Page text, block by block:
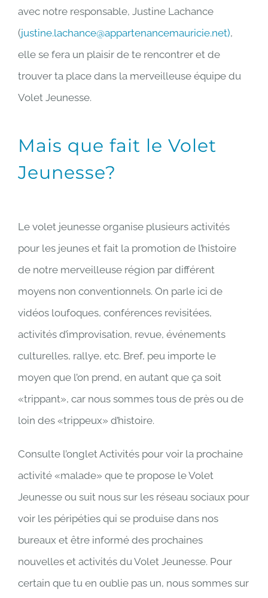
avec notre responsable, Justine Lachance
(justine.lachance@appartenancemauricie.net),
elle se fera un plaisir de te rencontrer et de
trouver ta place dans la merveilleuse équipe du
Volet Jeunesse.
Mais que fait le Volet
Jeunesse?
Le volet jeunesse organise plusieurs activités
pour les jeunes et fait la promotion de l’histoire
de notre merveilleuse région par différent
moyens non conventionnels. On parle ici de
vidéos loufoques, conférences revisitées,
activités d’improvisation, revue, événements
culturelles, rallye, etc. Bref, peu importe le
moyen que l’on prend, en autant que ça soit
«trippant», car nous sommes tous de près ou de
loin des «trippeux» d’histoire.
Consulte l’onglet Activités pour voir la prochaine
activité «malade» que te propose le Volet
Jeunesse ou suit nous sur les réseau sociaux pour
voir les péripéties qui se produise dans nos
bureaux et être informé des prochaines
nouvelles et activités du Volet Jeunesse. Pour
certain que tu en oublie pas un, nous sommes sur